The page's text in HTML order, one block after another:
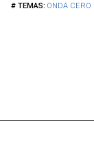
ONDA CERO